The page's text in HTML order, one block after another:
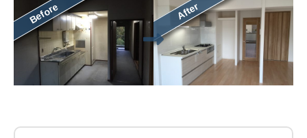
Before After